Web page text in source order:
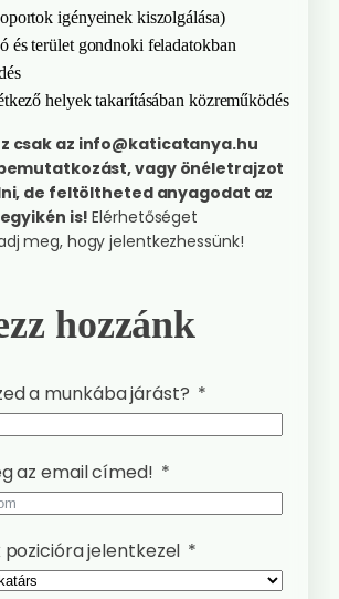
igényeinek kiszolgálása)
és terület gondnoki feladatokban
helyek takarításában közreműködés
csak az info@katicatanya.hu
vagy önéletrajzot
de feltöltheted anyagodat az
is!Elérhetőséget
meg, hogy jelentkezhessünk!
hozzánk
a munkába járást?
az email címed!
pozicióra jelentkezel